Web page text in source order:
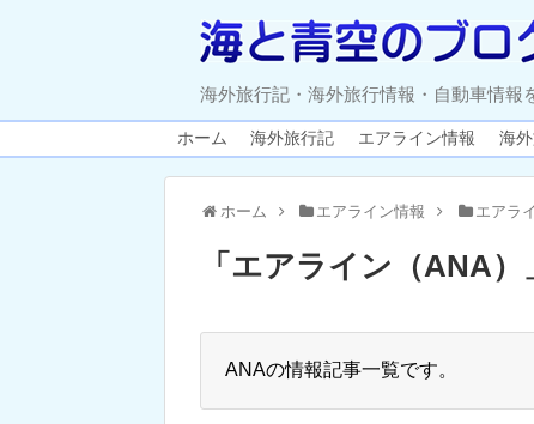
海外旅行記・海外旅行情報・自動車情報
ホーム 海外旅行記 エアライン情報 海
ホーム エアライン情報 エアラ
「 エアライン（ANA）
ANAの情報記事一覧です。